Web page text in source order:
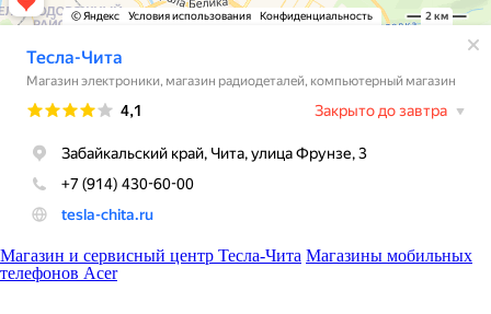
Магазин и сервисный центр Тесла-Чита Магазины мобильных
телефонов Acer